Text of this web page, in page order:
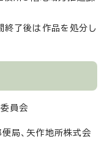
終了後は作品を処分し
員会
局、矢作地所株式会